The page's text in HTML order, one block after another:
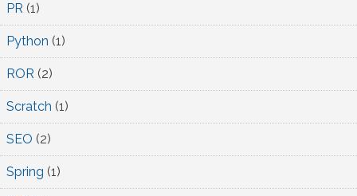
PR (1)
Python (1)
ROR (2)
Scratch (1)
SEO (2)
Spring (1)